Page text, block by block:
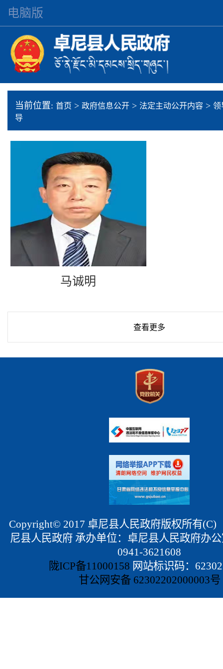
电脑版
当前位置: 首页 > 政府信息公开 > 法定主动公开内容 > 领
导
马诚明
查看更多
Copyright© 2017 卓尼县人民政府版权所有
尼县人民政府 承办单位：卓尼县人民政府办
0941-3621608
陇ICP备11000158 网站标识码：
甘公网安备 62302202000003号